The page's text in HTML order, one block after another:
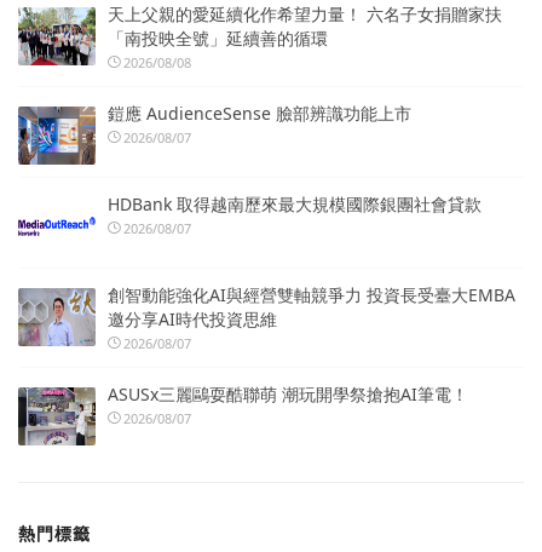
天上父親的愛延續化作希望力量！ 六名子女捐贈家扶
「南投映全號」延續善的循環
2026/08/08
鎧應 AudienceSense 臉部辨識功能上市
2026/08/07
HDBank 取得越南歷來最大規模國際銀團社會貸款
2026/08/07
創智動能強化AI與經營雙軸競爭力 投資長受臺大EMBA
邀分享AI時代投資思維
2026/08/07
ASUSx三麗鷗耍酷聯萌 潮玩開學祭搶抱AI筆電！
2026/08/07
熱門標籤